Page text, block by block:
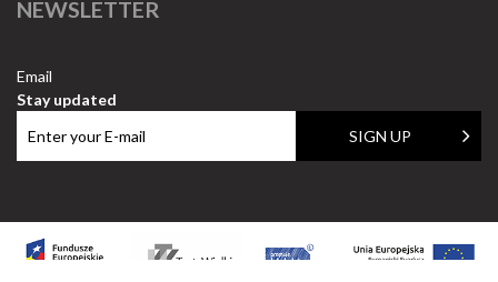
NEWSLETTER
Email
Stay updated